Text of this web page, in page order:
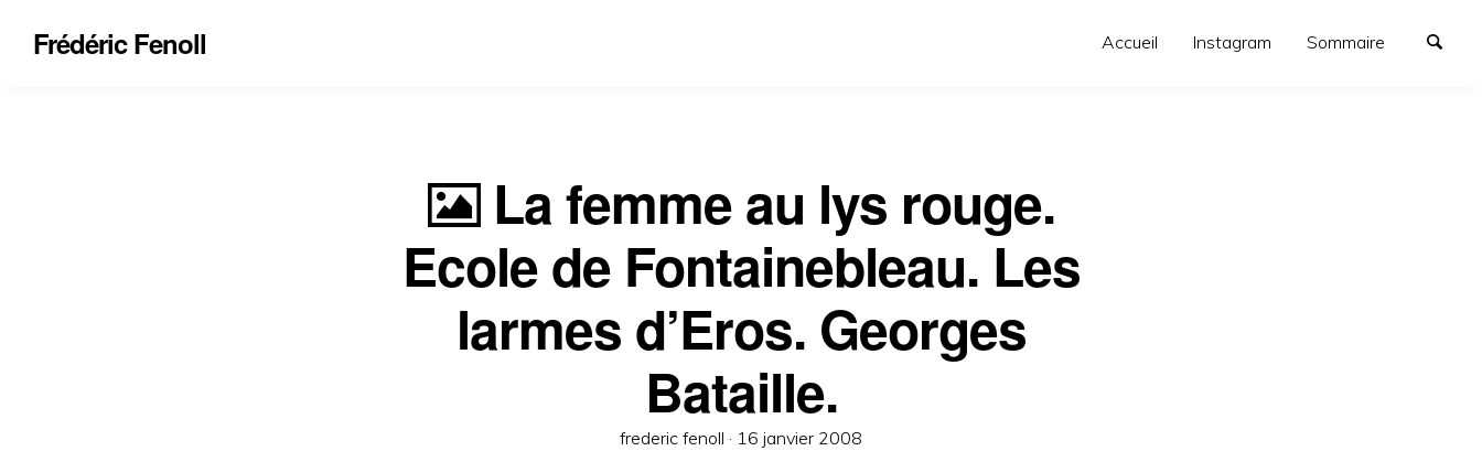
Frédéric Fenoll Accueil Instagram Sommaire
La femme au lys rouge.
Ecole de Fontainebleau. Les
larmes d’Eros. Georges
Bataille.
frederic fenoll · Posted
16 janvier 2008